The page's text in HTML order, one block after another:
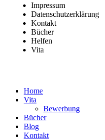
Impressum
Datenschutzerklärung
Kontakt
Bücher
Helfen
Vita
Home
Vita
Bewerbung
Bücher
Blog
Kontakt